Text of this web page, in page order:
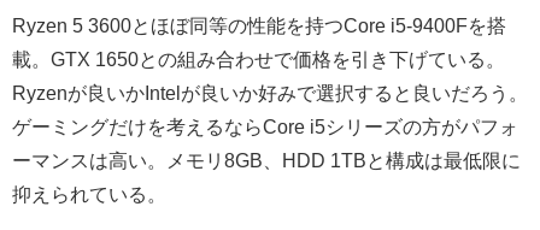
Ryzen 5 3600とほぼ同等の性能を持つCore i5-9400Fを搭
載。GTX 1650との組み合わせで価格を引き下げている。
Ryzenが良いかIntelが良いか好みで選択すると良いだろう。
ゲーミングだけを考えるならCore i5シリーズの方がパフォ
ーマンスは高い。メモリ8GB、HDD 1TBと構成は最低限に
抑えられている。